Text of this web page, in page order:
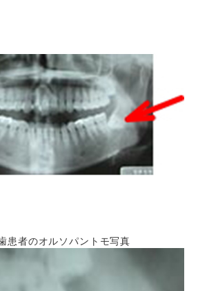
患者のオルソパントモ写真